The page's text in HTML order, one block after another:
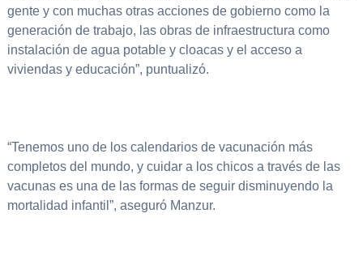
gente y con muchas otras acciones de gobierno como la
generación de trabajo, las obras de infraestructura como
instalación de agua potable y cloacas y el acceso a
viviendas y educación”, puntualizó.
“Tenemos uno de los calendarios de vacunación más
completos del mundo, y cuidar a los chicos a través de las
vacunas es una de las formas de seguir disminuyendo la
mortalidad infantil”, aseguró Manzur.